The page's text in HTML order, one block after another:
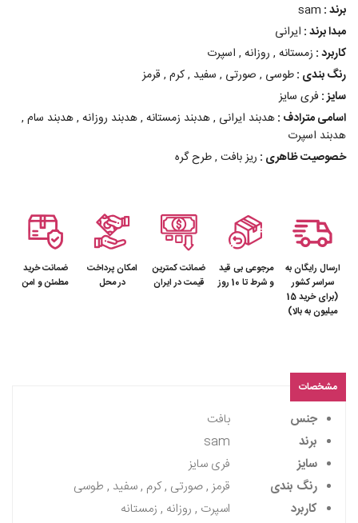
برند : sam
مبدا برند : ایرانی
کاربرد : زمستانه , روزانه , اسپرت
رنگ بندی :طوسی , صورتی , سفید , کرم , قرمز
سایز : فری سایز
اسامی مترادف :هدبند ایرانی , هدبند زمستانه , هدبند روزانه , هدبند سام ,
هدبند اسپرت
خصوصیت ظاهری : ریز بافت , طرح گره
ارسال رایگان به
سراسر کشور
(برای خرید 15
میلیون به بالا)
مرجوعی بی قید
و شرط تا 10 روز
ضمانت کمترین
قیمت در ایران
امکان پرداخت
در محل
ضمانت خرید
مطمئن و امن
مشخصات
جنس
بافت
برند
سایز
فری سایز
رنگ بندی
قرمز , صورتی , کرم , سفید , طوسی
کاربرد
اسپرت , روزانه , زمستانه